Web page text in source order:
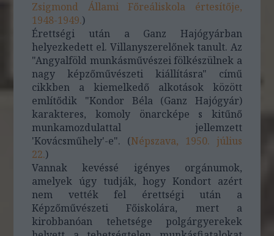
Zsigmond Állami Főreáliskola értesítője,
1948-1949.)
Érettségi után a Ganz Hajógyárban
helyezkedett el. Villanyszerelőnek tanult. Az
"Angyalföld munkásművészei fölkészülnek a
nagy képzőművészeti kiállításra" című
cikkben a kiemelkedő alkotások között
említődik "Kondor Béla (Ganz Hajógyár)
karakteres, komoly önarcképe s kitűnő
munkamozdulattal jellemzett
'Kovácsműhely'-e". (Népszava, 1950. július
22.)
Vannak kevéssé igényes orgánumok,
amelyek úgy tudják, hogy Kondort azért
nem vették fel érettségi után a
Képzőművészeti Főiskolára, mert a
kirobbanóan tehetsége polgárgyerekek